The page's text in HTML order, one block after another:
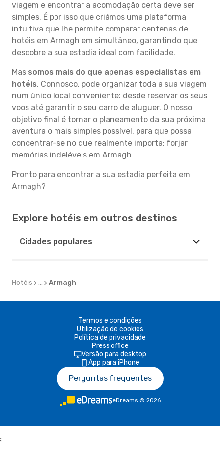
viagem e encontrar a acomodação certa deve ser
simples. É por isso que criámos uma plataforma
intuitiva que lhe permite comparar centenas de
hotéis em Armagh em simultâneo, garantindo que
descobre a sua estadia ideal com facilidade.
Mas somos mais do que apenas especialistas em
hotéis. Connosco, pode organizar toda a sua viagem
num único local conveniente: desde reservar os seus
voos até garantir o seu carro de aluguer. O nosso
objetivo final é tornar o planeamento da sua próxima
aventura o mais simples possível, para que possa
concentrar-se no que realmente importa: forjar
memórias indeléveis em Armagh.
Pronto para encontrar a sua estadia perfeita em
Armagh?
Explore hotéis em outros destinos
Cidades populares
Hotéis ... Armagh
Termos e condições
Utilização de cookies
Política de privacidade
Press office
Versão para desktop
App para iPhone
Perguntas frequentes
eDreams © 2026
;